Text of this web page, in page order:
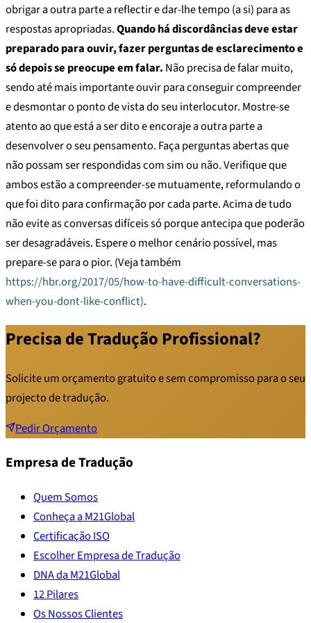
obrigar a outra parte a reflectir e dar-lhe tempo (a si) para as
respostas apropriadas.Quando há discordâncias deve estar
preparado para ouvir, fazer perguntas de esclarecimento e
só depois se preocupe em falar. Não precisa de falar muito,
sendo até mais importante ouvir para conseguir compreender
e desmontar o ponto de vista do seu interlocutor. Mostre-se
atento ao que está a ser dito e encoraje a outra parte a
desenvolver o seu pensamento. Faça perguntas abertas que
não possam ser respondidas com sim ou não. Verifique que
ambos estão a compreender-se mutuamente, reformulando o
que foi dito para confirmação por cada parte. Acima de tudo
não evite as conversas difíceis só porque antecipa que poderão
ser desagradáveis. Espere o melhor cenário possível, mas
prepare-se para o pior. (Veja também
https://hbr.org/2017/05/how-to-have-difficult-conversations-
when-you-dont-like-conflict).
Precisa de Tradução Profissional?
Solicite um orçamento gratuito e sem compromisso para o seu
projecto de tradução.
Pedir Orçamento
Empresa de Tradução
Quem Somos
Conheça a M21Global
Certificação ISO
Escolher Empresa de Tradução
DNA da M21Global
12 Pilares
Os Nossos Clientes